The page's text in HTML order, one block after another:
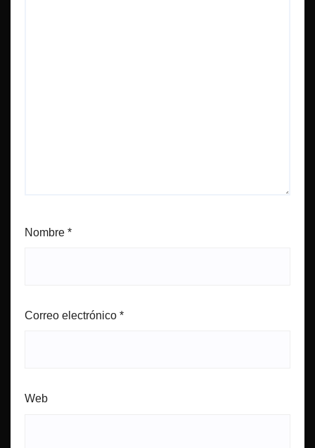
Nombre *
Correo electrónico *
Web